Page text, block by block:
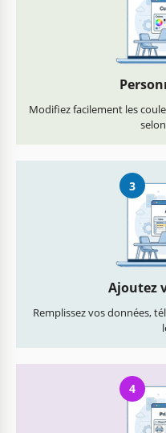
Modifiez facilement les
3
Ajoutez
Remplissez vos données,
4